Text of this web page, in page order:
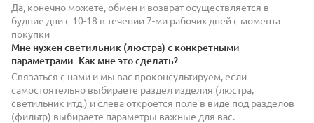
Да, конечно можете, обмен и возврат осуществляется в
будние дни с 10-18 в течении 7-ми рабочих дней с момента
покупки
Мне нужен светильник (люстра) с конкретными
параметрами. Как мне это сделать?
Связаться с нами и мы вас проконсультируем, если
самостоятельно выбираете раздел изделия (люстра,
светильник итд.) и слева откроется поле в виде под разделов
(фильтр) выбираете параметры важные для вас.